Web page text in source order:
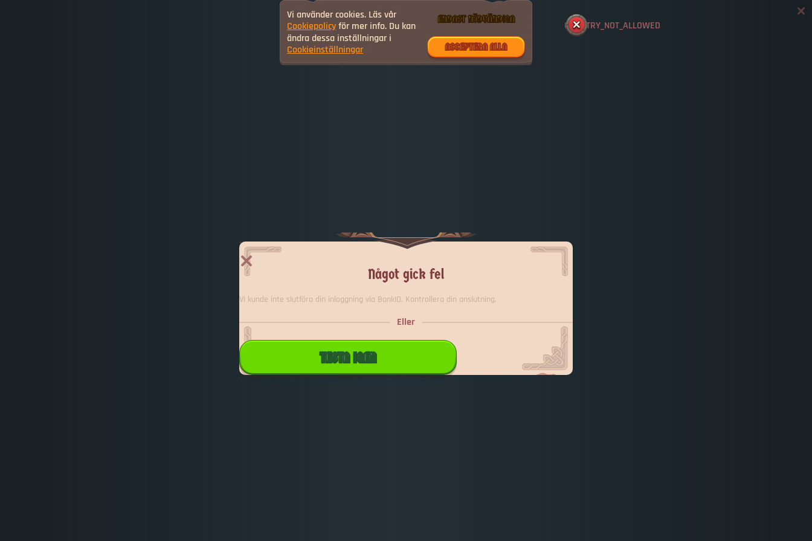
Något gick fel
Vi kunde inte slutföra din inloggning via BankID. Kontrollera din anslutning.
Eller
TESTA IGEN
Vi använder cookies. Läs vår
Cookiepolicyför mer info. Du kan
ändra dessa inställningar i
Cookieinställningar
ENDAST NÖDVÄNDIGA
ACCEPTERA ALLA
COUNTRY_NOT_ALLOWED